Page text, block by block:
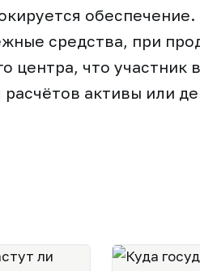
средства, при
центра, что участник
активы или